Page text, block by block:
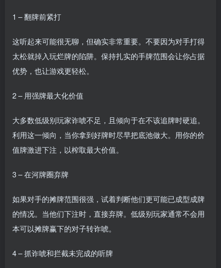
1 – 翻牌前紧打
这听起来可能很无聊，但确实非常重要。不要因为对手打得
太松就掉入玩烂牌的陷阱。保持扎实的手牌范围会让你占据
优势，也让游戏更轻松。
2 – 用强牌最大化价值
大多数低级别玩家诈唬不足，且倾向于在不该追牌时硬追。
利用这一倾向，当你拿到好牌时尽早把底池做大。用你的价
值牌激进下注，以榨取最大价值。
3 – 在河牌圈弃牌
如果对手的摊牌范围很强，试着判断他们更可能已成型成牌
的情况。当他们下注时，直接弃牌。低级别玩家通常不会用
本可以摊牌赢下的对子转诈唬。
4 – 抓诈唬和拦截未完成的听牌